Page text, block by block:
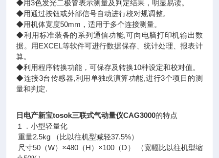
◆用3色发光二极管表示测量及判定结果，明显易读。
◆用通过按钮或外部信号自动进行校对规调整。
◆用机体宽度50mm，适用于多个连接测量。
◆利用标准装备的系列通信功能,可向电脑打印机输出数
据。用EXCEL等软件可进行数据保存、统计处理、报表计
算。
◆利用程序转换功能，可保存及转换10种设定和校对值。
◆连接3台传感器,利用单独或演算功能,进行3个项目的测
量和判定.
日电产新宝tosok三联式气动量仪CAG3000的特点
１．小型轻量化
重量2.5kg （比以往机型减轻37.5%）
尺寸50（W）×480（H）×100（D） （宽幅比以往机型缩